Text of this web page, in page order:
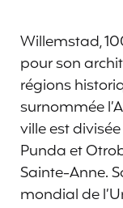
Willemstad,
pour son
régions
surnommée
ville est
Punda et
Sainte-Anne.
mondial de